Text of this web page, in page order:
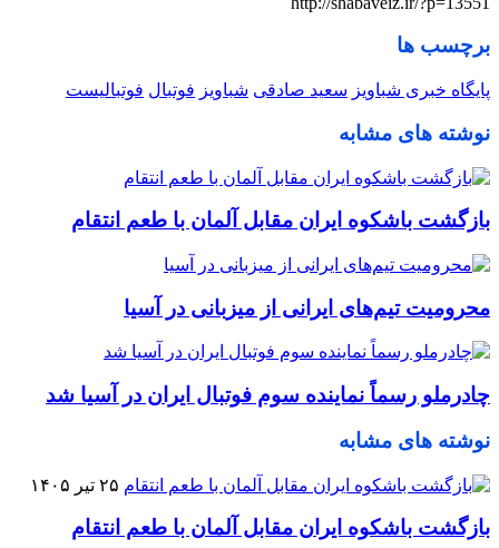
برچسب ها
پایگاه خبری شباویز سعید صادقی شباویز فوتبال فوتبالیست
نوشته های مشابه
بازگشت باشکوه ایران مقابل آلمان با طعم انتقام
محرومیت تیم‌های ایرانی از میزبانی در آسیا
چادرملو رسماً نماینده سوم فوتبال ایران در آسیا شد
نوشته های مشابه
۲۵ تیر ۱۴۰۵
بازگشت باشکوه ایران مقابل آلمان با طعم انتقام